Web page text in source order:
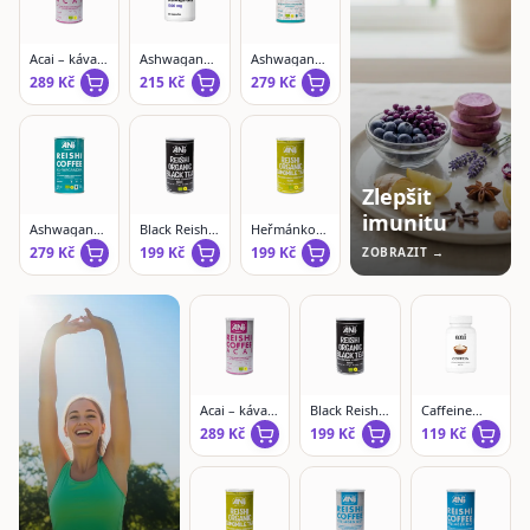
Acai – káva s
Reishi |
instantní
289 Kč
Ashwagandha
kapsle
215 Kč
Ashwagandha
– káva s
Reishi |
instantní
279 Kč
Ashwagandha
– káva s
Reishi |
mletá
279 Kč
Black Reishi
čaj – Lion’s
Mane &
Cordyceps |
sypaný
199 Kč
Heřmánkový
Reishi čaj s
Lion’s Mane
– Cordyceps
| sypaný
199 Kč
Zlepšit
imunitu
ZOBRAZIT →
Acai – káva s
Reishi |
instantní
289 Kč
Black Reishi
čaj – Lion’s
Mane &
Cordyceps |
sypaný
199 Kč
Caffeine
kapsle
119 Kč